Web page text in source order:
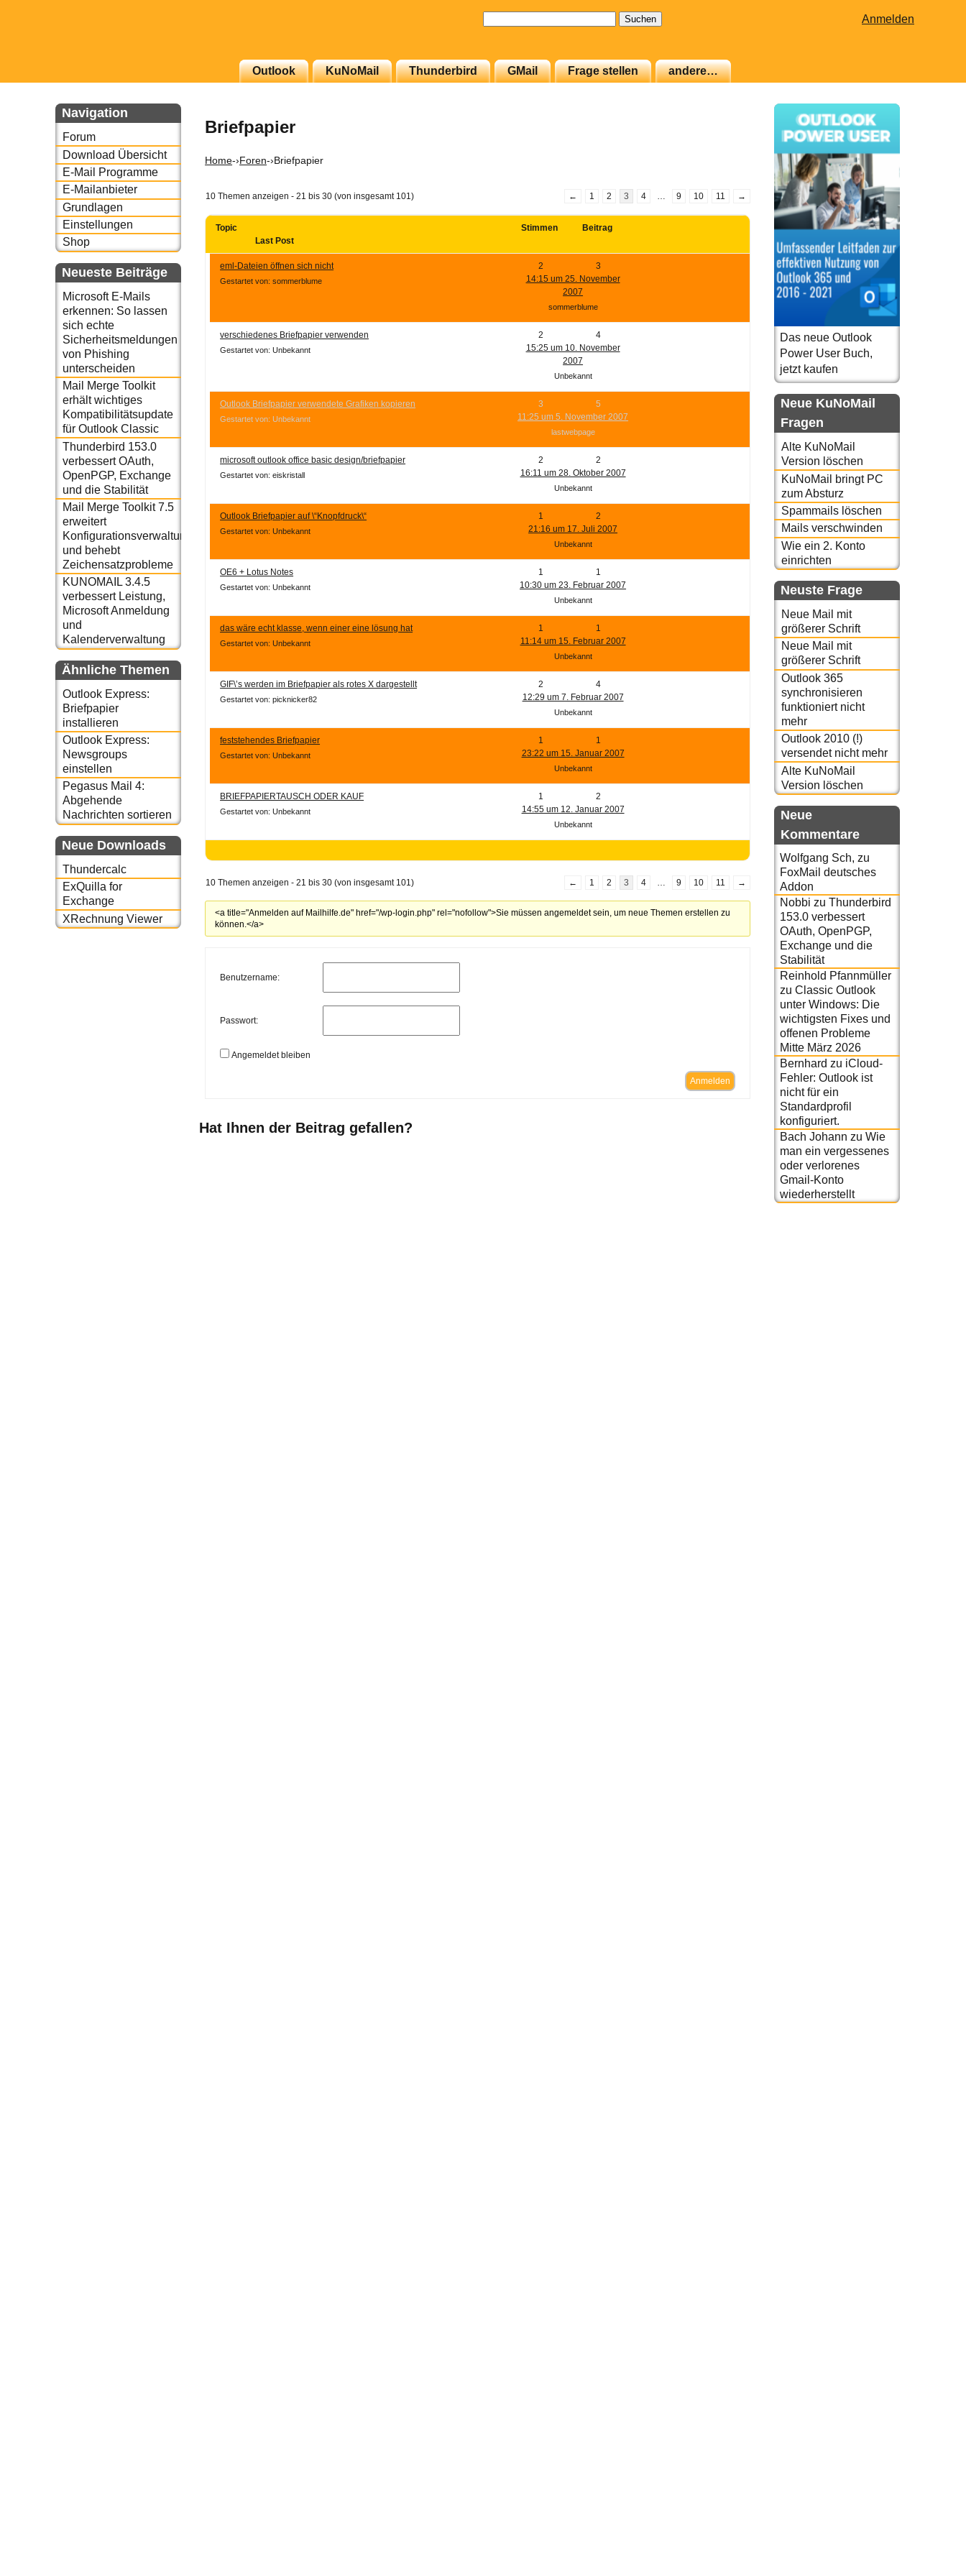
Anmelden
Outlook KuNoMail Thunderbird GMail Frage stellen andere…
Navigation
Forum
Download Übersicht
E-Mail Programme
E-Mailanbieter
Grundlagen
Einstellungen
Shop
Neueste Beiträge
Microsoft E-Mails
erkennen: So lassen
sich echte
Sicherheitsmeldungen
von Phishing
unterscheiden
Mail Merge Toolkit
erhält wichtiges
Kompatibilitätsupdate
für Outlook Classic
Thunderbird 153.0
verbessert OAuth,
OpenPGP, Exchange
und die Stabilität
Mail Merge Toolkit 7.5
erweitert
Konfigurationsverwaltung
und behebt
Zeichensatzprobleme
KUNOMAIL 3.4.5
verbessert Leistung,
Microsoft Anmeldung
und
Kalenderverwaltung
Ähnliche Themen
Outlook Express:
Briefpapier
installieren
Outlook Express:
Newsgroups
einstellen
Pegasus Mail 4:
Abgehende
Nachrichten sortieren
Neue Downloads
Thundercalc
ExQuilla for
Exchange
XRechnung Viewer
Briefpapier
Home-›Foren-›Briefpapier
10 Themen anzeigen - 21 bis 30 (von insgesamt 101) ← 1 2 3 4 9 10 11 →
Topic Stimmen
Beitrag
Last Post
eml-Dateien öffnen sich nicht
Gestartet von: sommerblume
2
3
14:15 um 25. November
2007
sommerblume
verschiedenes Briefpapier verwenden
Gestartet von: Unbekannt
2
4
15:25 um 10. November
2007
Unbekannt
Outlook Briefpapier verwendete Grafiken kopieren
Gestartet von: Unbekannt
3
5
11:25 um 5. November 2007
lastwebpage
microsoft outlook office basic design/briefpapier
Gestartet von: eiskristall
2
2
16:11 um 28. Oktober 2007
Unbekannt
Outlook Briefpapier auf \“Knopfdruck\“
Gestartet von: Unbekannt
1
2
21:16 um 17. Juli 2007
Unbekannt
OE6 + Lotus Notes
Gestartet von: Unbekannt
1
1
10:30 um 23. Februar 2007
Unbekannt
das wäre echt klasse, wenn einer eine lösung hat
Gestartet von: Unbekannt
1
1
11:14 um 15. Februar 2007
Unbekannt
GIF\’s werden im Briefpapier als rotes X dargestellt
Gestartet von: picknicker82
2
4
12:29 um 7. Februar 2007
Unbekannt
feststehendes Briefpapier
Gestartet von: Unbekannt
1
1
23:22 um 15. Januar 2007
Unbekannt
BRIEFPAPIERTAUSCH ODER KAUF
Gestartet von: Unbekannt
1
2
14:55 um 12. Januar 2007
Unbekannt
10 Themen anzeigen - 21 bis 30 (von insgesamt 101) ← 1 2 3 4 9 10 11 →
<a title="Anmelden auf Mailhilfe.de" href="/wp-login.php" rel="nofollow">Sie müssen angemeldet sein, um neue Themen erstellen zu
können.</a>
Benutzername:
Passwort:
Angemeldet bleiben
Anmelden
Hat Ihnen der Beitrag gefallen?
Das neue Outlook
Power User Buch,
jetzt kaufen
Neue KuNoMail
Fragen
Alte KuNoMail
Version löschen
KuNoMail bringt PC
zum Absturz
Spammails löschen
Mails verschwinden
Wie ein 2. Konto
einrichten
Neuste Frage
Neue Mail mit
größerer Schrift
Neue Mail mit
größerer Schrift
Outlook 365
synchronisieren
funktioniert nicht
mehr
Outlook 2010 (!)
versendet nicht mehr
Alte KuNoMail
Version löschen
Neue
Kommentare
Wolfgang Sch, zu
FoxMail deutsches
Addon
Nobbi zu Thunderbird
153.0 verbessert
OAuth, OpenPGP,
Exchange und die
Stabilität
Reinhold Pfannmüller
zu Classic Outlook
unter Windows: Die
wichtigsten Fixes und
offenen Probleme
Mitte März 2026
Bernhard zu iCloud-
Fehler: Outlook ist
nicht für ein
Standardprofil
konfiguriert.
Bach Johann zu Wie
man ein vergessenes
oder verlorenes
Gmail-Konto
wiederherstellt
oder auch